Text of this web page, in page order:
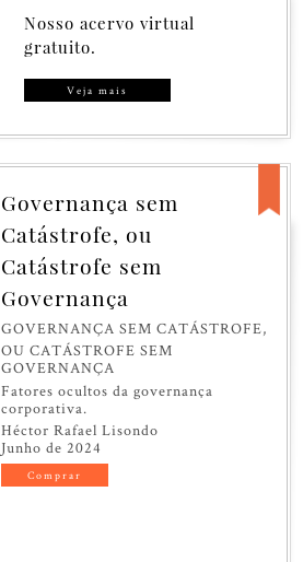
Nosso acervo virtual
gratuito.
Veja mais
Governança sem
Catástrofe, ou
Catástrofe sem
Governança
GOVERNANÇA SEM CATÁSTROFE,
OU CATÁSTROFE SEM
GOVERNANÇA
Fatores ocultos da governança
corporativa.
Héctor Rafael Lisondo
Junho de 2024
Comprar